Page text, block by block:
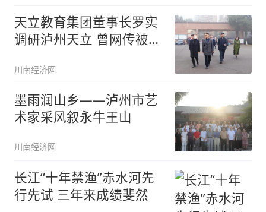
天立教育集团董事长罗实
调研泸州天立 曾网传被带
川南经济网
墨雨润山乡——泸州市艺
术家采风叙永牛王山
川南经济网
长江“十年禁渔”赤水河先
行先试 三年来成绩斐然